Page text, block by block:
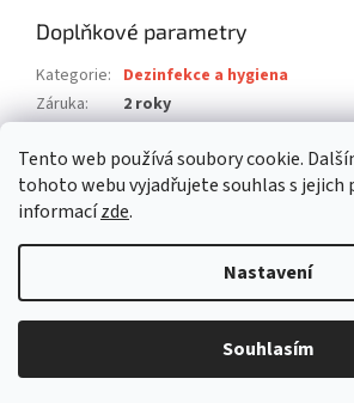
Tento web používá soubory cookie.
tohoto webu vyjadřujete souhlas s jejich
informacízde.
Nastavení
Souhlasím
Doplňkové parametry
Kategorie: Dezinfekce a hygiena
Záruka:
2 roky
EAN: 8056420222654
Vytvořil Shoptet
befree.cz. Všechna